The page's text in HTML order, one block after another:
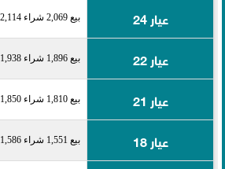
عيار 24
بيع 2,069 شراء 2,114
عيار 22 بيع 1,896 شراء 1,938
عيار 21 بيع 1,810 شراء 1,850
عيار 18 بيع 1,551 شراء 1,586